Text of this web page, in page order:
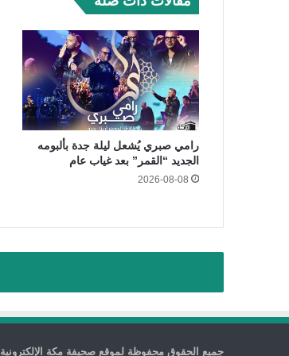
رامي صبري يُشعل ليلة جدة بألبومه
الجديد “القمر” بعد غياب عام
2026-08-08
جميع الحقوق محفوظة لموقع صحيفة مكة الإلكترونية